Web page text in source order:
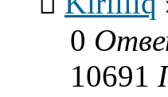
0
10691